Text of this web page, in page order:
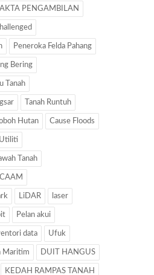
AKTA PENGAMBILAN
Peneroka Felda Pahang
Bering
Tanah
Tanah Runtuh
Hutan Cause Floods
Utiliti
Tanah
CAAM
LiDAR laser
Pelan akui
data Ufuk
Maritim DUIT HANGUS
KEDAH RAMPAS TANAH